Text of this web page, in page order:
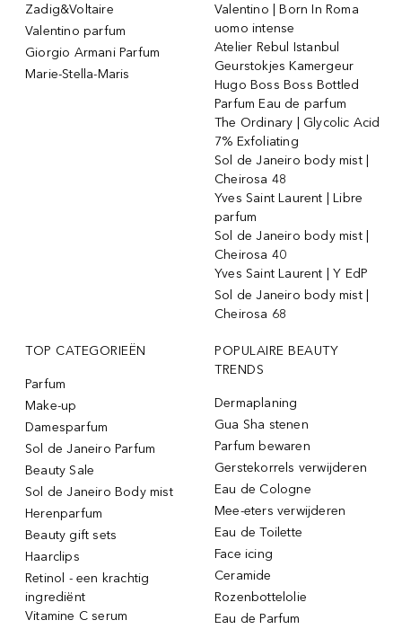
Zadig&Voltaire
Valentino parfum
Giorgio Armani Parfum
Marie-Stella-Maris
Valentino | Born In Roma
uomo intense
Atelier Rebul Istanbul
Geurstokjes Kamergeur
Hugo Boss Boss Bottled
Parfum Eau de parfum
The Ordinary | Glycolic Acid
7% Exfoliating
Sol de Janeiro body mist |
Cheirosa 48
Yves Saint Laurent | Libre
parfum
Sol de Janeiro body mist |
Cheirosa 40
Yves Saint Laurent | Y EdP
Sol de Janeiro body mist |
Cheirosa 68
TOP CATEGORIEËN
Parfum
Make-up
Damesparfum
Sol de Janeiro Parfum
Beauty Sale
Sol de Janeiro Body mist
Herenparfum
Beauty gift sets
Haarclips
Retinol - een krachtig
ingrediënt
Vitamine C serum
POPULAIRE BEAUTY
TRENDS
Dermaplaning
Gua Sha stenen
Parfum bewaren
Gerstekorrels verwijderen
Eau de Cologne
Mee-eters verwijderen
Eau de Toilette
Face icing
Ceramide
Rozenbottelolie
Eau de Parfum